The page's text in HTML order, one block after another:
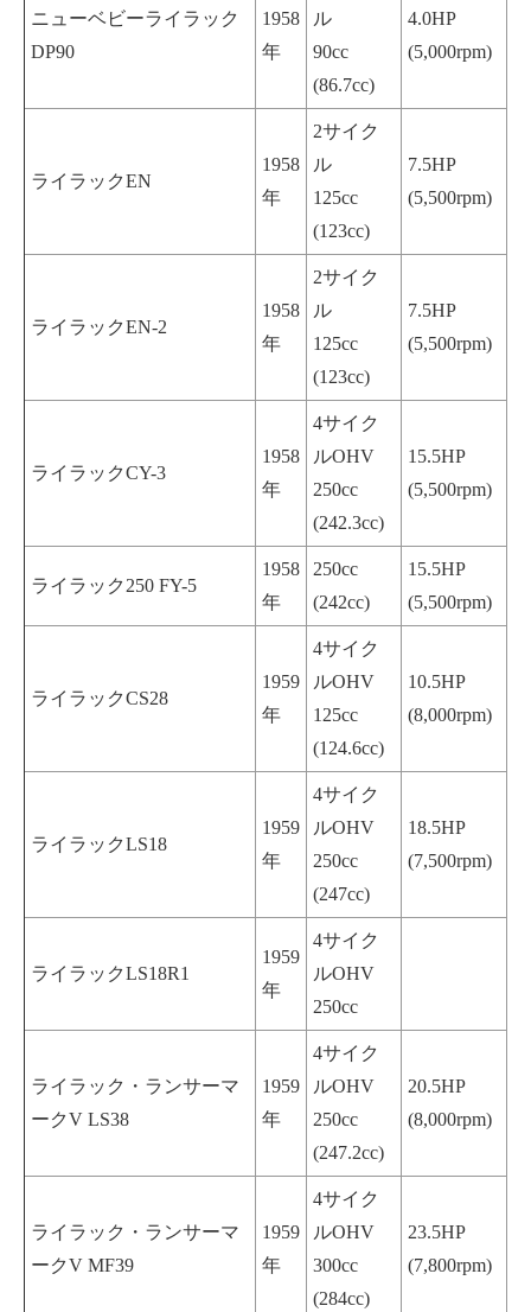
ニューベビーライラック
DP90
1958
年
ル
90cc
(86.7cc)
4.0HP
(5,000rpm)
ライラックEN
1958
年
2サイク
ル
125cc
(123cc)
7.5HP
(5,500rpm)
ライラックEN-2
1958
年
2サイク
ル
125cc
(123cc)
7.5HP
(5,500rpm)
ライラックCY-3
1958
年
4サイク
ルOHV
250cc
(242.3cc)
15.5HP
(5,500rpm)
ライラック250 FY-5
1958
年
250cc
(242cc)
15.5HP
(5,500rpm)
ライラックCS28
1959
年
4サイク
ルOHV
125cc
(124.6cc)
10.5HP
(8,000rpm)
ライラックLS18
1959
年
4サイク
ルOHV
250cc
(247cc)
18.5HP
(7,500rpm)
ライラックLS18R1
1959
年
4サイク
ルOHV
250cc
ライラック・ランサーマ
ークV LS38
1959
年
4サイク
ルOHV
250cc
(247.2cc)
20.5HP
(8,000rpm)
ライラック・ランサーマ
ークV MF39
1959
年
4サイク
ルOHV
300cc
(284cc)
23.5HP
(7,800rpm)